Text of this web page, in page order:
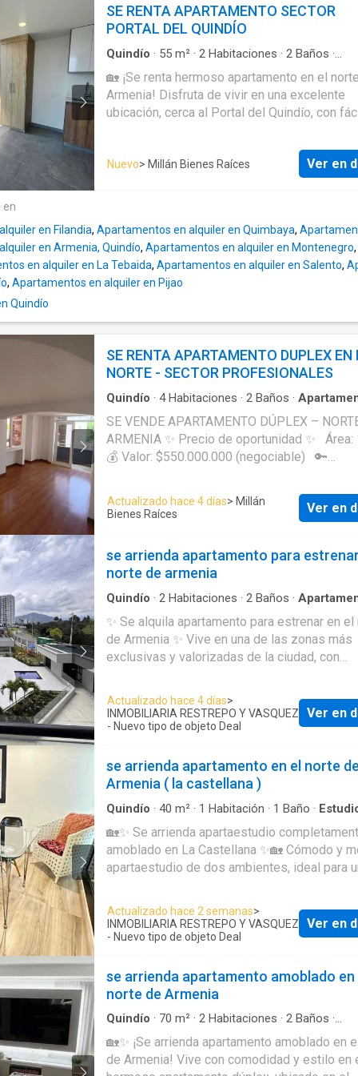
SE RENTA APARTAMENTO SECTOR
PORTAL DEL QUINDÍO
Quindío · 55 m² · 2 Habitaciones · 2 Baños ·
panorámica·Cuarto de servicio·Agua·
agua·Acceso para personas con discapacidad
Ascensor
🏡 ¡Se renta hermoso apartamento en el
Armenia! Disfruta de vivir en una excelente
ubicación, cerca al Portal del Quindío, con
de 55 m². * 2 habitaciones. * 2 baños
horas. * Jacuzzi. * Zona BBQ. * Espacio de
coworking. 💰 Canon de arrendamiento: $1.950.000,
administración incluida. 📲 Contáctanos: +57 310
410 ---- Millán Bienes Raíces Donde tus sueños
Nuevo> Millán Bienes Raíces Ver en
en
en Filandia, Apartamentos en alquiler en Quimbaya,
en Armenia, Quindío, Apartamentos en alquiler en Montenegro,
en alquiler en La Tebaida, Apartamentos en alquiler en Salento,
, Apartamentos en alquiler en Pijao
Quindío
SE RENTA APARTAMENTO DUPLEX EN
NORTE - SECTOR PROFESIONALES
Quindío · 4Habitaciones · 2 Baños ·
Cocina integral
Agua
SE VENDE APARTAMENTO DÚPLEX –
ARMENIA ✨ Precio de oportunidad ✨ Área: 150 m²
💰 Valor: $550.000.000 (negociable) 🔑
🧺 Patio de ropas 🌿 Balcón 🌄 Terraza con hermosa
Supermercados y farmacias Restaurantes 🚌 Fácil
acceso a transporte público Edificio con acceso
inteligente, seguridad y comodidad para tu día
📲 Ideal para vivir o invertir en una de las mejores
zonas de la ciudad.
Actualizado hace 4 días> Millán
Bienes Raíces
Ver en
se arrienda apartamento para estrenar
norte de armenia
Quindío · 2 Habitaciones · 2 Baños ·
·Ascensor·Gas natural·Vista panorámica·
servicio·Piscina
✨ Se alquila apartamento para estrenar en el
de Armenia ✨ Vive en una de las zonas más
exclusivas y valorizadas de la ciudad, con
baños * Sala – comedor * Cocina integral *
Patio de ropas * Parqueadero privado 🚗 🌟 Zonas
Salón social 💰 Canon de arrendamiento: $2.300.000
Ubicado en el norte de Armenia, cerca de
mismo.
Actualizado hace 4 días>
INMOBILIARIA RESTREPO Y VASQUEZ
- Nuevo tipo de objeto Deal
Ver en
se arrienda apartamento en el norte de
Armenia ( la castellana )
Quindío · 40 m² · 1 Habitación · 1 Baño ·
Acceso para personas con discapacidad·Área
Vigilante·Closet
🏡✨ Se arrienda apartaestudio
amoblado en La Castellana ✨🏡 Cómodo y moderno
apartaestudio de dos ambientes, ideal para
Habitación independiente 🛋️ Sala comedor
Cocina integral 🧺 Zona de lavado 📍 Ubicado en el
transporte público, restaurantes y zonas
comerciales. 💰 Canon de arrendamiento: $1.700.000
Vásquez Inmobiliaria te ayudamos a
espacio ideal para vivir. ✨ 3116461885-
3325818677
Actualizado hace 2 semanas>
INMOBILIARIA RESTREPO Y VASQUEZ
- Nuevo tipo de objeto Deal
Ver en
se arrienda apartamento amoblado en
norte de Armenia
Quindío · 70 m² · 2 Habitaciones · 2 Baños ·
Ascensor· Caseta de vigilancia·Jardín·
personas con discapacidad·Vigilante·Área
🏡✨ ¡Se arrienda apartamento amoblado en
de Armenia! Vive con comodidad y estilo en este